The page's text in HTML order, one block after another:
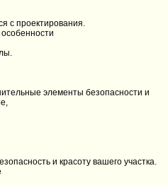
с проектирования.
элементы безопасности и
и красоту вашего участка.